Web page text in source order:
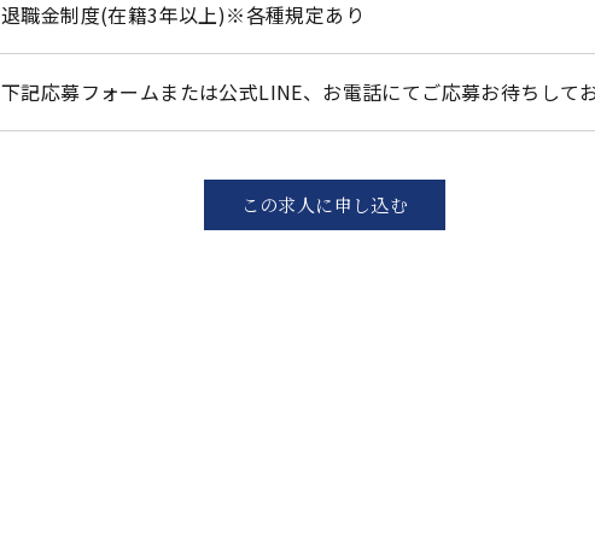
退職金制度(在籍3年以上)※各種規定あり
下記応募フォームまたは公式LINE、お電話にてご応募お待ちしてお
この求人に申し込む